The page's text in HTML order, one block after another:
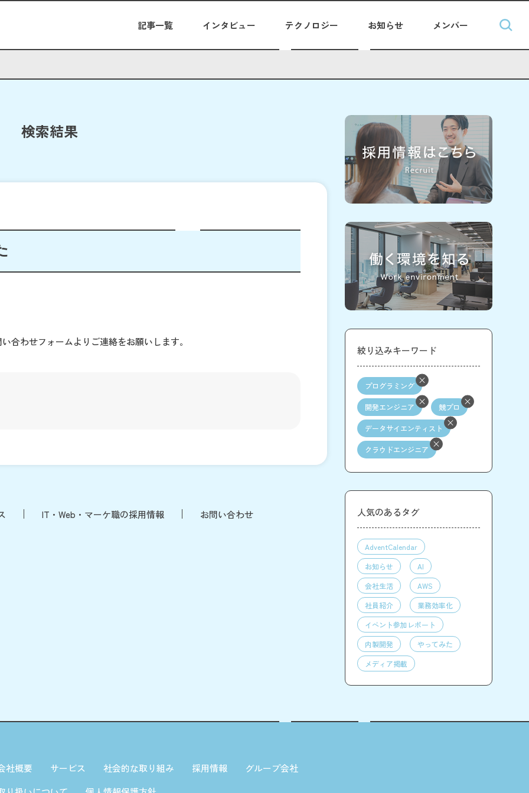
記事一覧 インタビュー テクノロジー お知らせ メンバー
検索結果
合わせフォームよりご連絡をお願いします。
IT・Web・マーケ職の採用情報 お問い合わせ
絞り込みキーワード
プログラミング
開発エンジニア 競プロ
データサイエンティスト
クラウドエンジニア
人気のあるタグ
AdventCalendar
お知らせ
AI
会社生活
AWS
社員紹介
業務効率化
イベント参加レポート
内製開発
やってみた
メディア掲載
社概要 サービス 社会的な取り組み 採用情報
グループ会社